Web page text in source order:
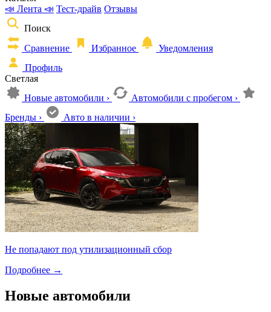
📣 Лента 📣 Тест-драйв Отзывы
Поиск
Сравнение
Избранное
Уведомления
Профиль
Светлая
Новые автомобили › Автомобили с пробегом ›
Бренды › Авто в наличии ›
Не попадают под утилизационный сбор
Подробнее →
Новые автомобили